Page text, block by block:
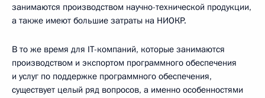
занимаются производством научно-технической продукции,
а также имеют большие затраты на НИОКР.
В то же время для IT-компаний, которые занимаются
производством и экспортом программного обеспечения
и услуг по поддержке программного обеспечения,
существует целый ряд вопросов, а именно особенностями